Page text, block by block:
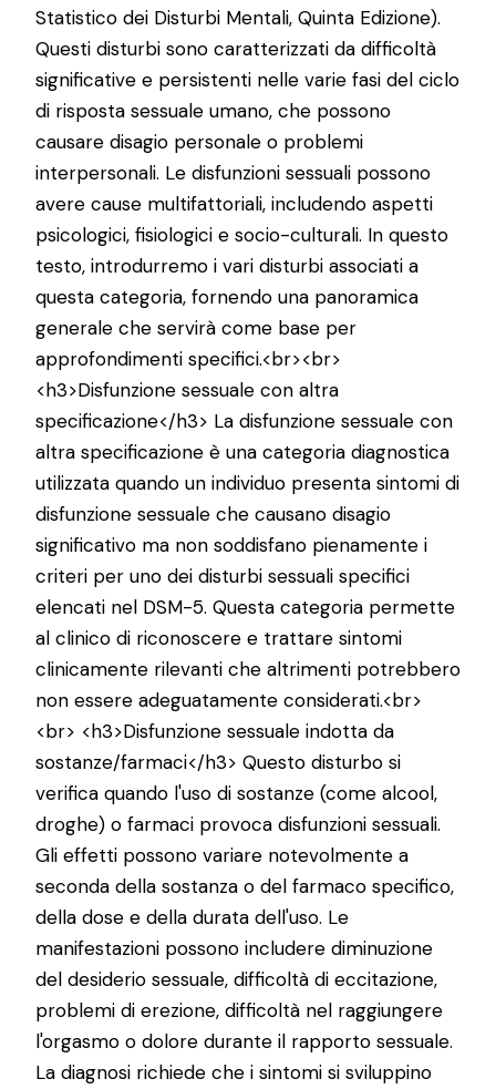
Statistico dei Disturbi Mentali, Quinta Edizione).
Questi disturbi sono caratterizzati da difficoltà
significative e persistenti nelle varie fasi del ciclo
di risposta sessuale umano, che possono
causare disagio personale o problemi
interpersonali. Le disfunzioni sessuali possono
avere cause multifattoriali, includendo aspetti
psicologici, fisiologici e socio-culturali. In questo
testo, introdurremo i vari disturbi associati a
questa categoria, fornendo una panoramica
generale che servirà come base per
approfondimenti specifici.<br><br>
<h3>Disfunzione sessuale con altra
specificazione</h3> La disfunzione sessuale con
altra specificazione è una categoria diagnostica
utilizzata quando un individuo presenta sintomi di
disfunzione sessuale che causano disagio
significativo ma non soddisfano pienamente i
criteri per uno dei disturbi sessuali specifici
elencati nel DSM-5. Questa categoria permette
al clinico di riconoscere e trattare sintomi
clinicamente rilevanti che altrimenti potrebbero
non essere adeguatamente considerati.<br>
<br> <h3>Disfunzione sessuale indotta da
sostanze/farmaci</h3> Questo disturbo si
verifica quando l'uso di sostanze (come alcool,
droghe) o farmaci provoca disfunzioni sessuali.
Gli effetti possono variare notevolmente a
seconda della sostanza o del farmaco specifico,
della dose e della durata dell'uso. Le
manifestazioni possono includere diminuzione
del desiderio sessuale, difficoltà di eccitazione,
problemi di erezione, difficoltà nel raggiungere
l'orgasmo o dolore durante il rapporto sessuale.
La diagnosi richiede che i sintomi si sviluppino